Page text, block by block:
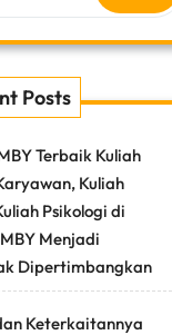
Posts
Terbaik Kuliah
Kuliah
Psikologi di
Menjadi
Dipertimbangkan
Keterkaitannya